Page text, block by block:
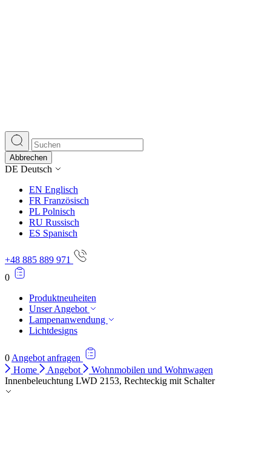
Abbrechen
DE Deutsch
EN Englisch
FR Französisch
PL Polnisch
RU Russisch
ES Spanisch
+48 885 889 971
0
Produktneuheiten
Unser Angebot
Lampenanwendung
Lichtdesigns
0 Angebot anfragen
Home
Angebot
Wohnmobilen und Wohnwagen
Innenbeleuchtung LWD 2153, Rechteckig mit Schalter